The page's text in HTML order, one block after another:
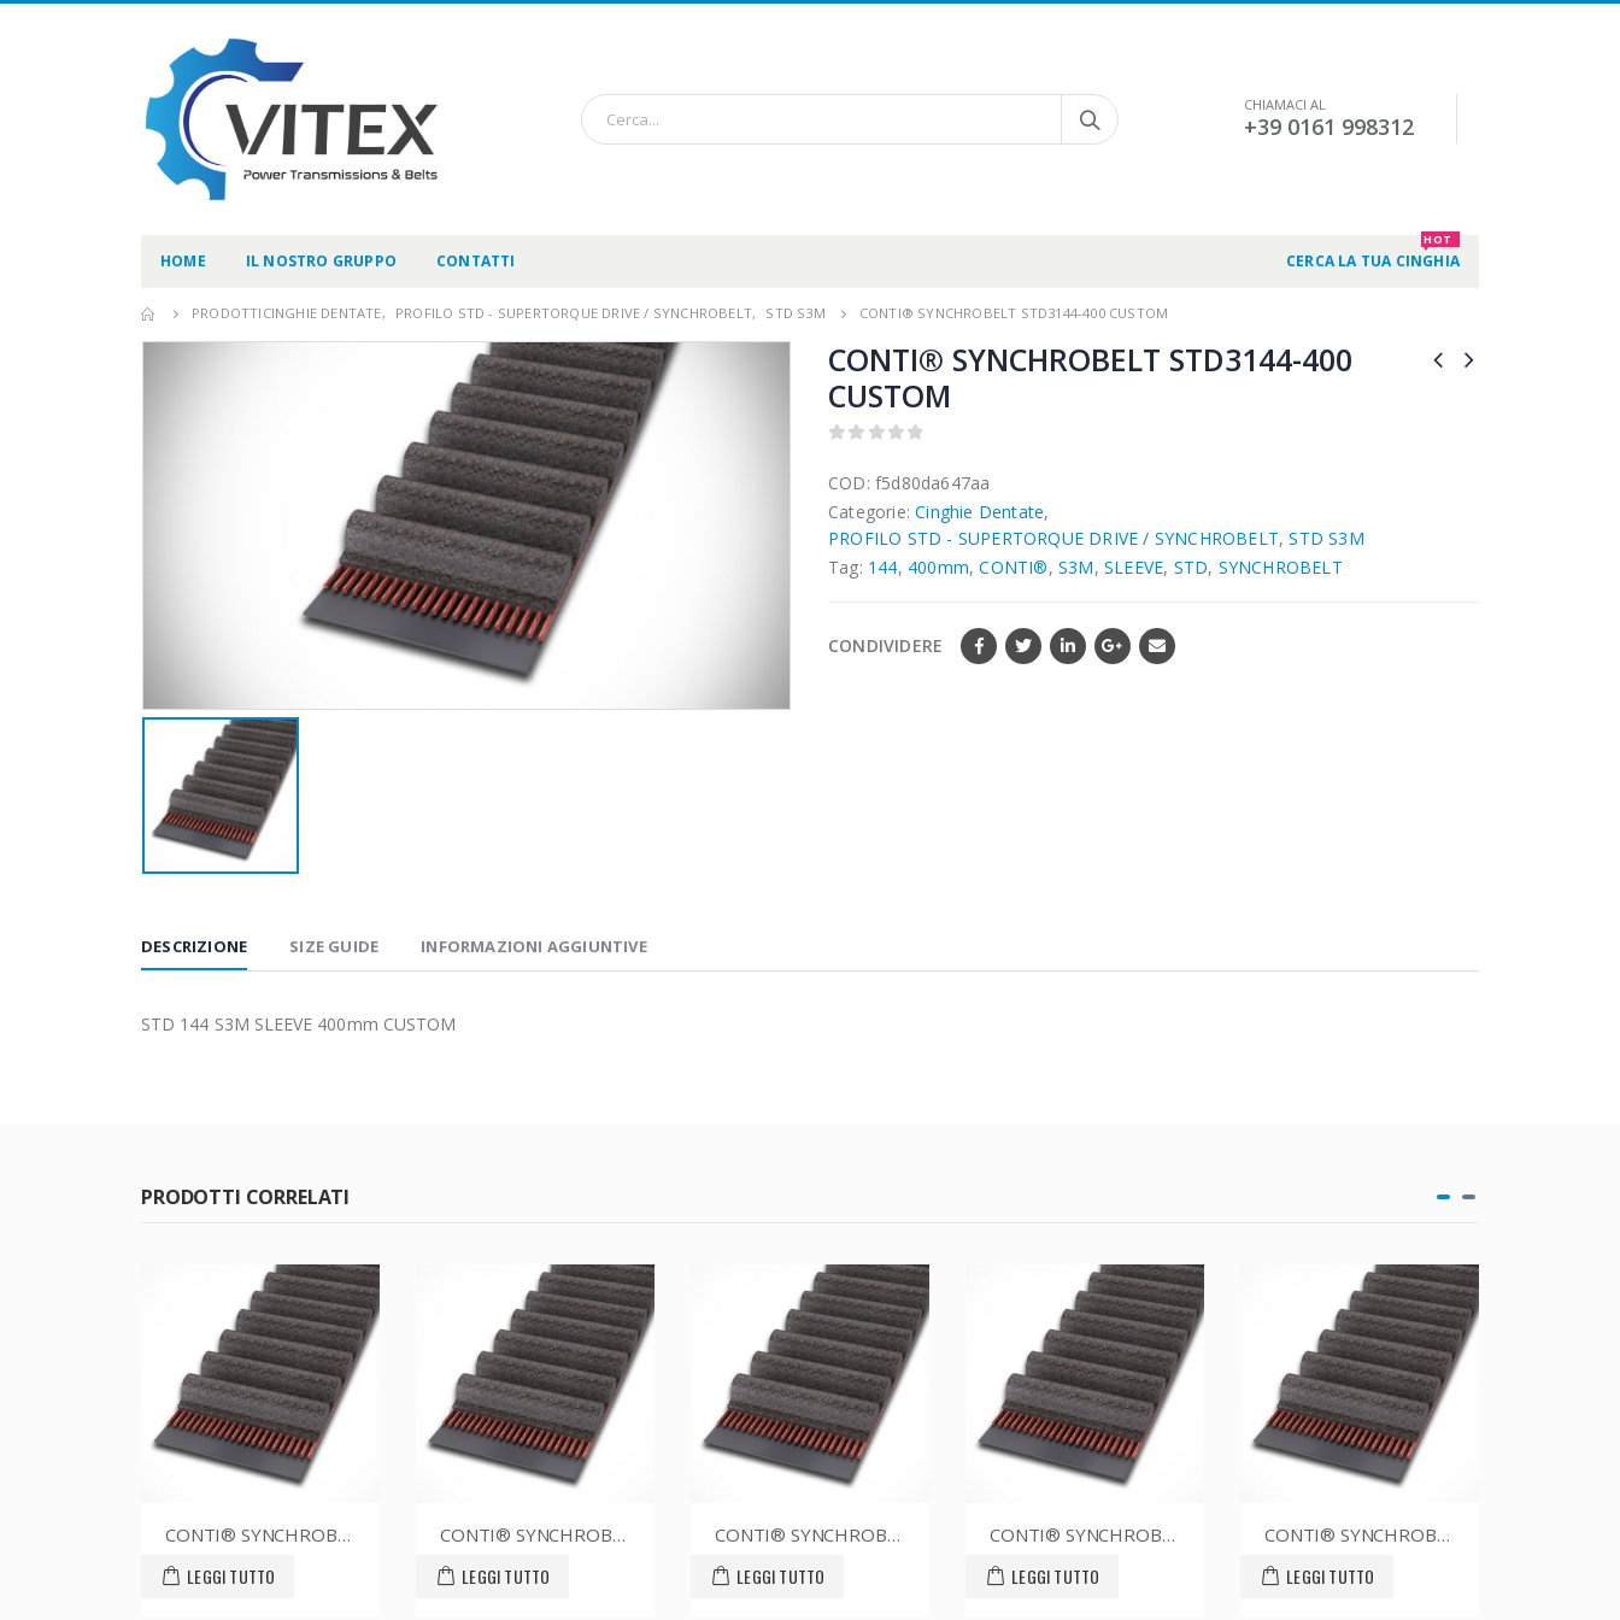
CHIAMACI AL
+39 0161 998312
HOME IL NOSTRO GRUPPO CONTATTI CERCA LA TUA CINGHIA
HOT
PRODOTTI CINGHIE DENTATE, PROFILO STD - SUPERTORQUE DRIVE / SYNCHROBELT, STD S3M CONTI® SYNCHROBELT STD3144-400 CUSTOM
CONTI® SYNCHROBELT STD3144-400
CUSTOM
COD: f5d80da647aa
Categorie:Cinghie Dentate,
PROFILO STD - SUPERTORQUE DRIVE / SYNCHROBELT,STD S3M
Tag: 144, 400mm,CONTI®,S3M,SLEEVE, STD, SYNCHROBELT
CONDIVIDERE
DESCRIZIONE SIZE GUIDE INFORMAZIONI AGGIUNTIVE
STD 144 S3M SLEEVE 400mm CUSTOM
PRODOTTI CORRELATI
CONTI® SYNCHROBELT 54XL012
LEGGI TUTTO
CONTI® SYNCHROBELT 76XL025
LEGGI TUTTO
CONTI® SYNCHROBELT 90XL025
LEGGI TUTTO
CONTI® SYNCHROBELT 60XL025
LEGGI TUTTO
CONTI® SYNCHROBELT 70XL CUSTOM
LEGGI TUTTO